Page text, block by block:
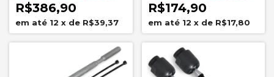
R$386,90
12 x de R$39,37
R$174,90
12 x de R$17,80